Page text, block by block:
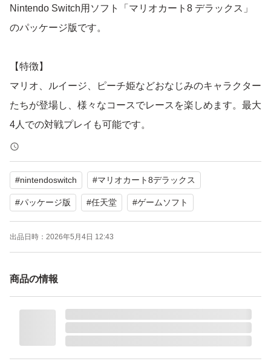
Nintendo Switch用ソフト「マリオカート8 デラックス」
のパッケージ版です。
【特徴】
マリオ、ルイージ、ピーチ姫などおなじみのキャラクター
たちが登場し、様々なコースでレースを楽しめます。最大
4人での対戦プレイも可能です。
よろしくお願いいたします。
#nintendoswitch #マリオカート8デラックス
#パッケージ版 #任天堂 #ゲームソフト
出品日時： 2026年5月4日 12:43
商品の情報